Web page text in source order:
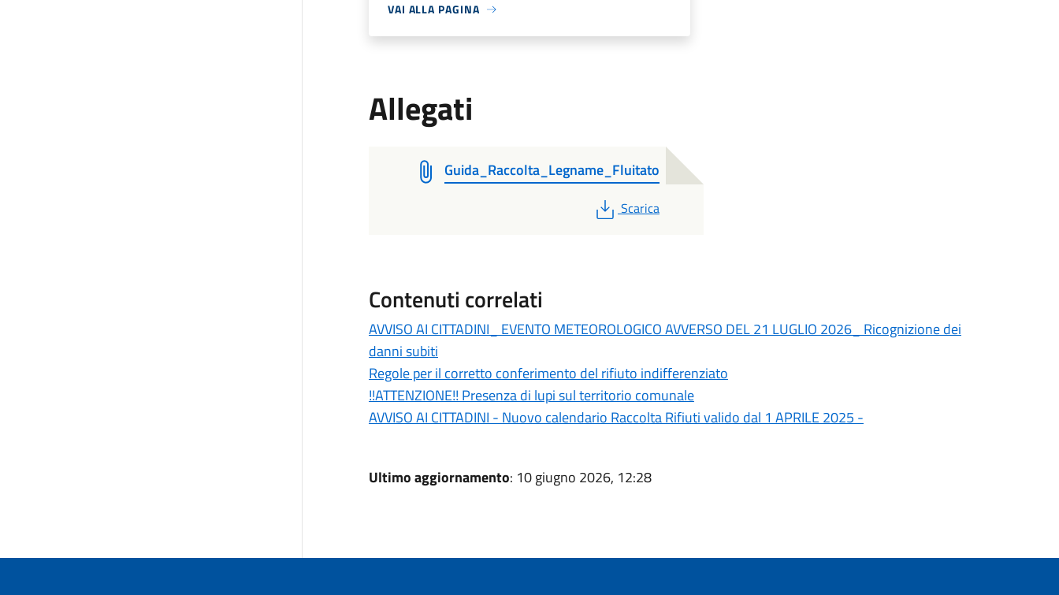
VAI ALLA PAGINA
Allegati
Guida_Raccolta_Legname_Fluitato
PDF
Scarica
Contenuti correlati
AVVISO AI CITTADINI_ EVENTO METEOROLOGICO AVVERSO DEL 21 LUGLIO 2026_ Ricognizione dei
danni subiti
Regole per il corretto conferimento del rifiuto indifferenziato
!!ATTENZIONE!! Presenza di lupi sul territorio comunale
AVVISO AI CITTADINI - Nuovo calendario Raccolta Rifiuti valido dal 1 APRILE 2025 -
Ultimo aggiornamento: 10 giugno 2026, 12:28